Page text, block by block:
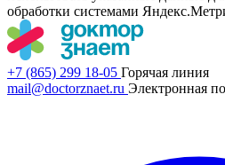
обработки системами
+7 (865) 299 18-05 Горячая линия
mail@doctorznaet.ru Электронная